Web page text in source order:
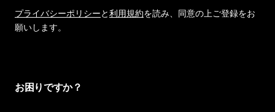
プライバシーポリシーと利用規約を読み、同意の上ご登録をお
願いします。
お困りですか？